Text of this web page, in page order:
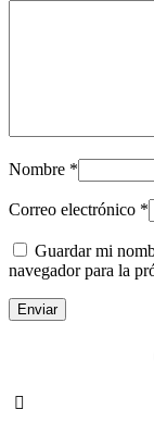
Nombre *
Correo electrónico *
Guardar mi
navegador para la